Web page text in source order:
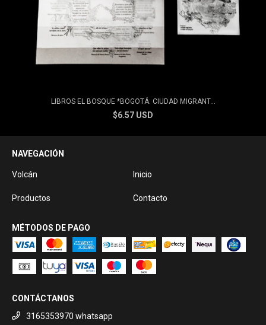
LIBROS EL BOSQUE *BOGOTÁ: CIUDAD MIGRANT...
$6.57 USD
NAVEGACIÓN
Volcán Inicio
Productos Contacto
MÉTODOS DE PAGO
CONTÁCTANOS
3165353970 whatsapp